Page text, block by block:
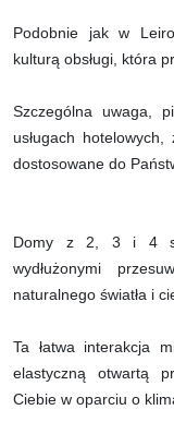
Podobnie jak w
kulturą obsługi, która
Szczególna uwaga,
usługach
dostosowane do
Domy z 2, 3 i 4
wydłużonymi
naturalnego światła i
Ta łatwa interakcja
elastyczną otwartą
Ciebie w oparciu o